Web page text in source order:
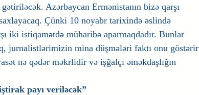
Azərbaycan Ermənistanın bizə qarşı
Çünki 10 noyabr tarixində əslində
iki istiqamətdə müharibə aparmaqdadır. Bunlar
jurnalistlərimizin mina düşmələri faktı onu göstərir
nə qədər məkrlidir və işğalçı əməkdaşlığın
payı veriləcək”